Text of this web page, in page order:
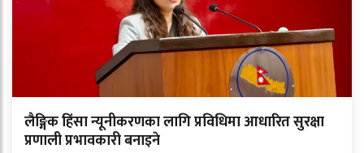
लैङ्गिक हिंसा न्यूनीकरणका लागि प्रविधिमा आधारित सुरक्षा
प्रणाली प्रभावकारी बनाइने